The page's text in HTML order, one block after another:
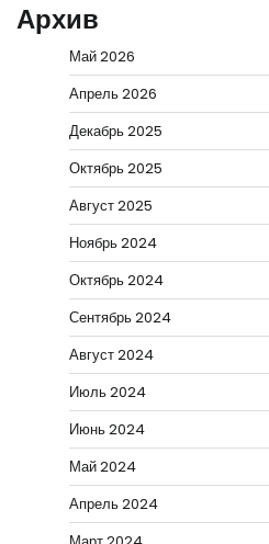
Архив
Май 2026
Апрель 2026
Декабрь 2025
Октябрь 2025
Август 2025
Ноябрь 2024
Октябрь 2024
Сентябрь 2024
Август 2024
Июль 2024
Июнь 2024
Май 2024
Апрель 2024